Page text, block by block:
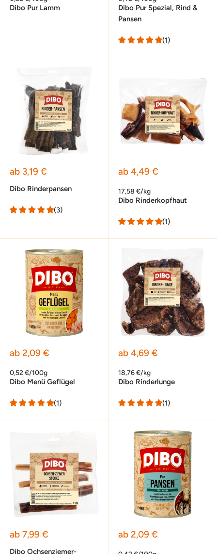
Dibo Pur Lamm
Dibo Pur Spezial, Rind &
Pansen
(1)
Sonderpreis
ab 3,19 €
Dibo Rinderpansen
(3)
Sonderpreis
ab 4,49 €
17,58 €/kg
Dibo Rinderkopfhaut
(1)
Sonderpreis
ab 2,09 €
0,52 €/100g
Dibo Menü Geflügel
(1)
Sonderpreis
ab 4,69 €
18,76 €/kg
Dibo Rinderlunge
(1)
Sonderpreis
ab 7,99 €
Dibo Ochsenziemer-
Sonderpreis
ab 2,09 €